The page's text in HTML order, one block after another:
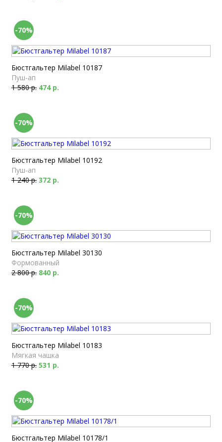
-70%
Бюстгальтер Milabel 10187
Пуш-ап
1 580 р. 474 р.
-70%
Бюстгальтер Milabel 10192
Пуш-ап
1 240 р. 372 р.
-70%
Бюстгальтер Milabel 30130
Формованный
2 800 р. 840 р.
-70%
Бюстгальтер Milabel 10183
Мягкая чашка
1 770 р. 531 р.
-70%
Бюстгальтер Milabel 10178/1